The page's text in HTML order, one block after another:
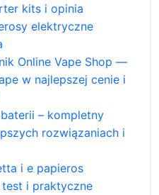
kits i opinia
elektryczne
Online Vape Shop —
w najlepszej cenie i
– kompletny
rozwiązaniach i
i e papieros
test i praktyczne